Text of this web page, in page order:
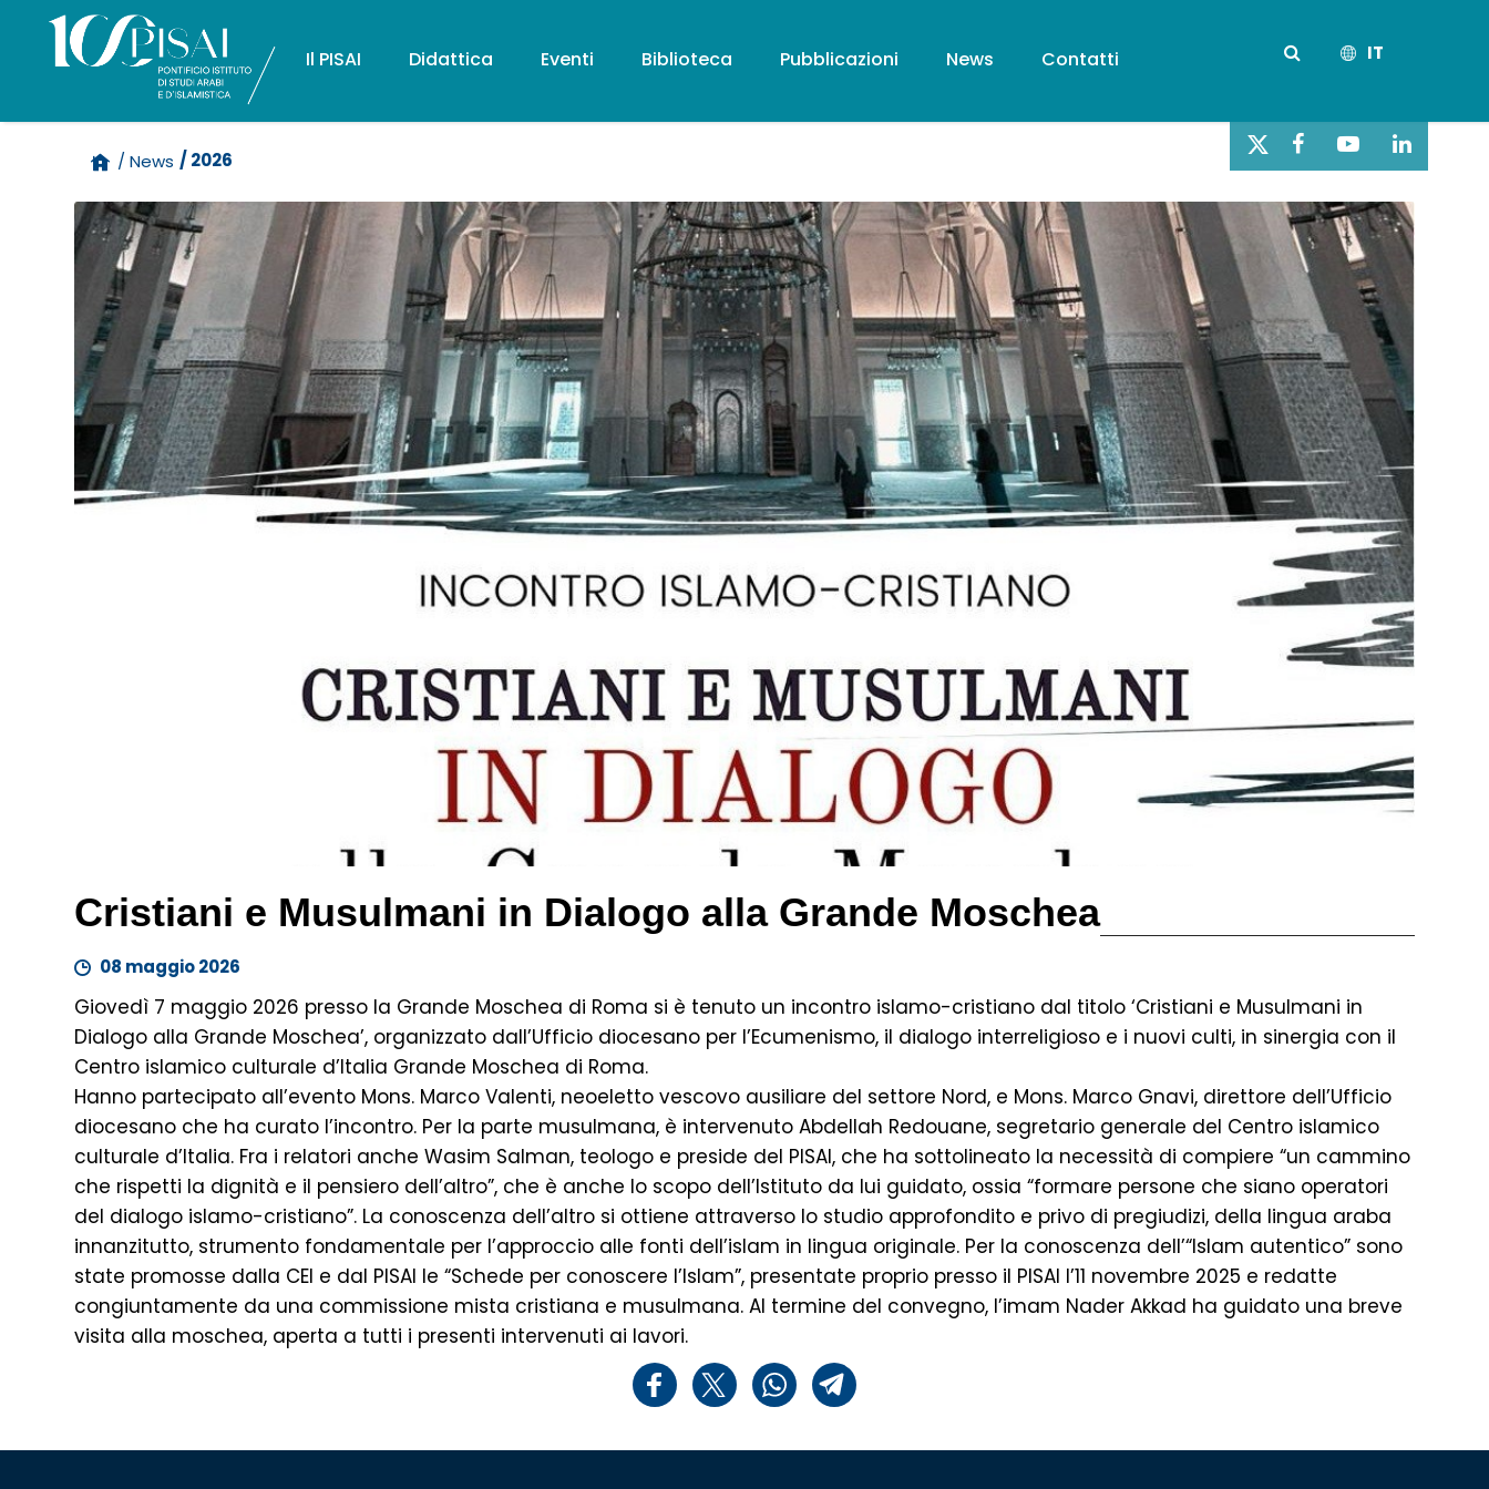
Il PISAI Didattica Eventi Biblioteca Pubblicazioni News Contatti IT
/ News / 2026
Cristiani e Musulmani in Dialogo alla Grande Moschea
08 maggio 2026
Giovedì 7 maggio 2026 presso la Grande Moschea di Roma si è tenuto un incontro islamo-cristiano dal titolo ‘Cristiani e Musulmani in
Dialogo alla Grande Moschea’, organizzato dall’Ufficio diocesano per l’Ecumenismo, il dialogo interreligioso e i nuovi culti, in sinergia con il
Centro islamico culturale d’Italia Grande Moschea di Roma.
Hanno partecipato all’evento Mons. Marco Valenti, neoeletto vescovo ausiliare del settore Nord, e Mons. Marco Gnavi, direttore dell’Ufficio
diocesano che ha curato l’incontro. Per la parte musulmana, è intervenuto Abdellah Redouane, segretario generale del Centro islamico
culturale d’Italia. Fra i relatori anche Wasim Salman, teologo e preside del PISAI, che ha sottolineato la necessità di compiere “un cammino
che rispetti la dignità e il pensiero dell’altro”, che è anche lo scopo dell’Istituto da lui guidato, ossia “formare persone che siano operatori
del dialogo islamo-cristiano”. La conoscenza dell’altro si ottiene attraverso lo studio approfondito e privo di pregiudizi, della lingua araba
innanzitutto, strumento fondamentale per l’approccio alle fonti dell’islam in lingua originale. Per la conoscenza dell’“Islam autentico” sono
state promosse dalla CEI e dal PISAI le “Schede per conoscere l’Islam”, presentate proprio presso il PISAI l’11 novembre 2025 e redatte
congiuntamente da una commissione mista cristiana e musulmana. Al termine del convegno, l’imam Nader Akkad ha guidato una breve
visita alla moschea, aperta a tutti i presenti intervenuti ai lavori.